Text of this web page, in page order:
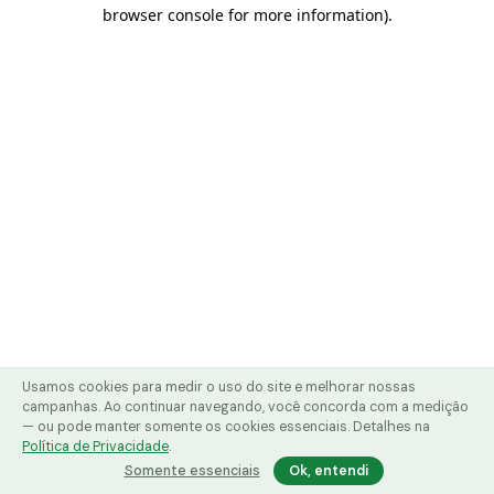
browser console for more information).
Usamos cookies para medir o uso do site e melhorar nossas
campanhas. Ao continuar navegando, você concorda com a medição
— ou pode manter somente os cookies essenciais. Detalhes na
Política de Privacidade.
Somente essenciais
Ok, entendi